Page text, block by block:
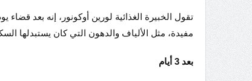
تقول الخبيرة الغذائية لورين أوكونور، إنه بعد
مفيدة، مثل الألياف والدهون التي كان يستبدلها
بعد 3 أيام